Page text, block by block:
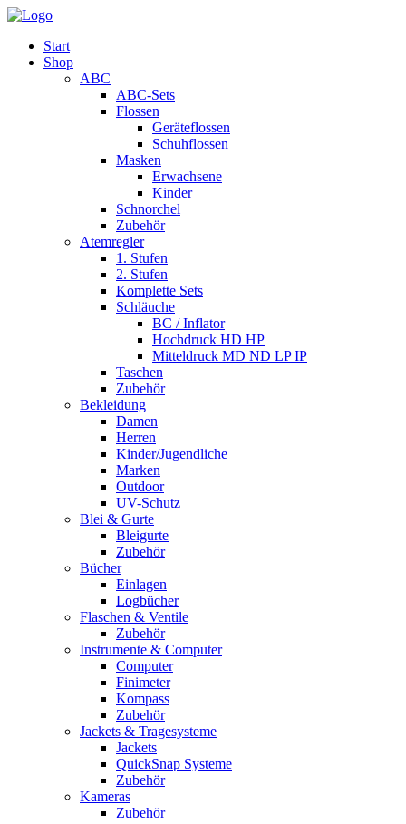
Start
Shop
ABC
ABC-Sets
Flossen
Geräteflossen
Schuhflossen
Masken
Erwachsene
Kinder
Schnorchel
Zubehör
Atemregler
1. Stufen
2. Stufen
Komplette Sets
Schläuche
BC / Inflator
Hochdruck HD HP
Mitteldruck MD ND LP IP
Taschen
Zubehör
Bekleidung
Damen
Herren
Kinder/Jugendliche
Marken
Outdoor
UV-Schutz
Blei & Gurte
Bleigurte
Zubehör
Bücher
Einlagen
Logbücher
Flaschen & Ventile
Zubehör
Instrumente & Computer
Computer
Finimeter
Kompass
Zubehör
Jackets & Tragesysteme
Jackets
QuickSnap Systeme
Zubehör
Kameras
Zubehör